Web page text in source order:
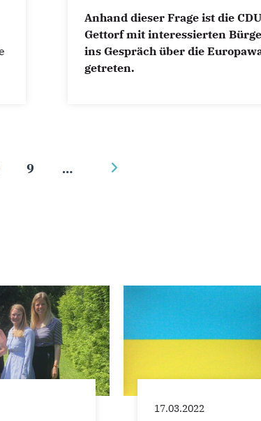
Anhand dieser Frage ist die CDU
Gettorf mit interessierten
ins Gespräch über die
getreten.
9 …
17.03.2022